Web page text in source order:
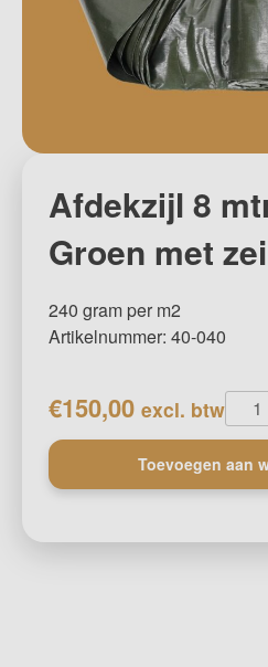
Afdekzijl 8
Groen met
240 gram per m2
Artikelnummer: 40-040
€150,00 excl. btw
8
Toevoegen aan